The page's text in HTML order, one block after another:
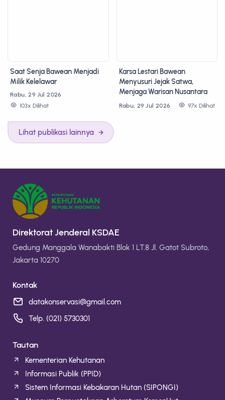
Saat Senja Bawean Menjadi
Milik Kelelawar
Rabu, 29 Jul 2026
103x Dilihat
Karsa Lestari Bawean
Menyusuri Jejak Satwa,
Menjaga Warisan Nusantara
Rabu, 29 Jul 2026 97x Dilihat
Lihat publikasi lainnya
Direktorat Jenderal KSDAE
Gedung Manggala Wanabakti Blok 1 LT.8 Jl. Gatot Subroto,
Jakarta 10270
Kontak
datakonservasi@gmail.com
Telp. (021) 5730301
Tautan
Kementerian Kehutanan
Informasi Publik (PPID)
Sistem Informasi Kebakaran Hutan (SIPONGI)